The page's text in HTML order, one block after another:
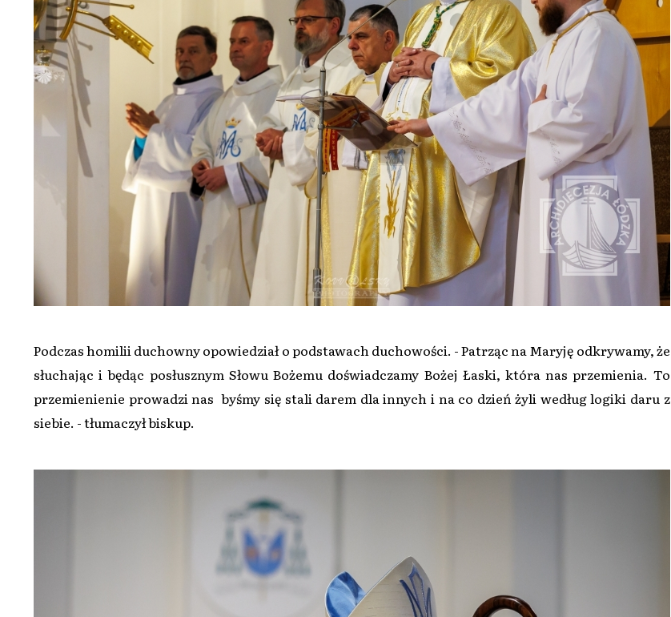
Podczas homilii duchowny opowiedział o podstawach duchowości. - Patrząc na Maryję odkrywamy, że
słuchając i będąc posłusznym Słowu Bożemu doświadczamy Bożej Łaski, która nas przemienia. To
przemienienie prowadzi nas byśmy się stali darem dla innych i na co dzień żyli według logiki daru z
siebie. - tłumaczył biskup.